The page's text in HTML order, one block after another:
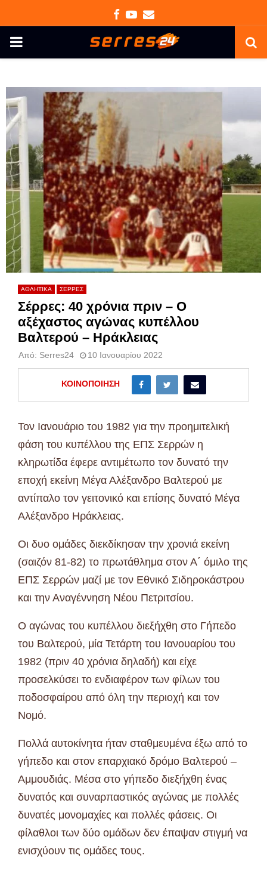
Facebook
Youtube
Email
PRIMARY
ΑΘΛΗΤΙΚΑ ΣΕΡΡΕΣ
Σέρρες: 40 χρόνια πριν – Ο
αξέχαστος αγώνας κυπέλλου
Βαλτερού – Ηράκλειας
Από: Serres24 10 Ιανουαρίου 2022
ΚΟΙΝΟΠΟΊΗΣΗ
Τον Ιανουάριο του 1982 για την προημιτελική
φάση του κυπέλλου της ΕΠΣ Σερρών η
κληρωτίδα έφερε αντιμέτωπο τον δυνατό την
εποχή εκείνη Μέγα Αλέξανδρο Βαλτερού με
αντίπαλο τον γειτονικό και επίσης δυνατό Μέγα
Αλέξανδρο Ηράκλειας.
Οι δυο ομάδες διεκδίκησαν την χρονιά εκείνη
(σαιζόν 81-82) το πρωτάθλημα στον Α΄ όμιλο της
ΕΠΣ Σερρών μαζί με τον Εθνικό Σιδηροκάστρου
και την Αναγέννηση Νέου Πετριτσίου.
Ο αγώνας του κυπέλλου διεξήχθη στο Γήπεδο
του Βαλτερού, μία Τετάρτη του Ιανουαρίου του
1982 (πριν 40 χρόνια δηλαδή) και είχε
προσελκύσει το ενδιαφέρον των φίλων του
ποδοσφαίρου από όλη την περιοχή και τον
Νομό.
Πολλά αυτοκίνητα ήταν σταθμευμένα έξω από το
γήπεδο και στον επαρχιακό δρόμο Βαλτερού –
Αμμουδιάς. Μέσα στο γήπεδο διεξήχθη ένας
δυνατός και συναρπαστικός αγώνας με πολλές
δυνατές μονομαχίες και πολλές φάσεις. Οι
φίλαθλοι των δύο ομάδων δεν έπαψαν στιγμή να
ενισχύουν τις ομάδες τους.